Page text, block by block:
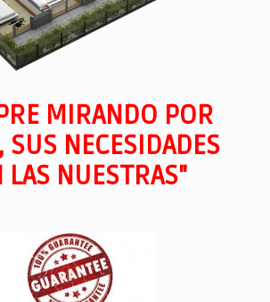
MIRANDO POR
SUS NECESIDADES
LAS NUESTRAS"